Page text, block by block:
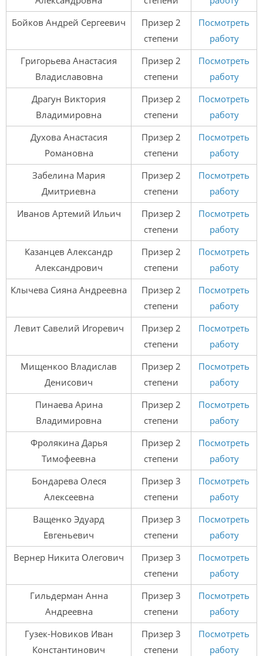
Бойков Андрей Сергеевич
Призер 2
степени
Посмотреть
работу
Григорьева Анастасия
Владиславовна
Призер 2
степени
Посмотреть
работу
Драгун Виктория
Владимировна
Призер 2
степени
Посмотреть
работу
Духова Анастасия
Романовна
Призер 2
степени
Посмотреть
работу
Забелина Мария
Дмитриевна
Призер 2
степени
Посмотреть
работу
Иванов Артемий Ильич
Призер 2
степени
Посмотреть
работу
Казанцев Александр
Александрович
Призер 2
степени
Посмотреть
работу
Клычева Сияна Андреевна
Призер 2
степени
Посмотреть
работу
Левит Савелий Игоревич
Призер 2
степени
Посмотреть
работу
Мищенкоо Владислав
Денисович
Призер 2
степени
Посмотреть
работу
Пинаева Арина
Владимировна
Призер 2
степени
Посмотреть
работу
Фролякина Дарья
Тимофеевна
Призер 2
степени
Посмотреть
работу
Бондарева Олеся
Алексеевна
Призер 3
степени
Посмотреть
работу
Ващенко Эдуард
Евгеньевич
Призер 3
степени
Посмотреть
работу
Вернер Никита Олегович
Призер 3
степени
Посмотреть
работу
Гильдерман Анна
Андреевна
Призер 3
степени
Посмотреть
работу
Гузек-Новиков Иван
Константинович
Призер 3
степени
Посмотреть
работу